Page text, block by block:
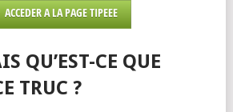
ACCEDER A LA PAGE TIPEEE
QU’EST-CE QUE
TRUC ?